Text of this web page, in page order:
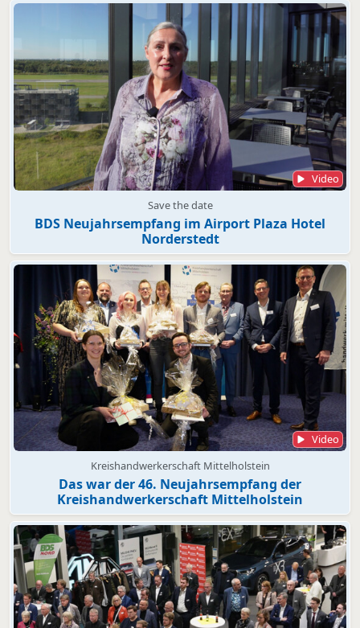
Video
Save the date
BDS Neujahrsempfang im Airport Plaza Hotel
Norderstedt
Video
Kreishandwerkerschaft Mittelholstein
Das war der 46. Neujahrsempfang der
Kreishandwerkerschaft Mittelholstein